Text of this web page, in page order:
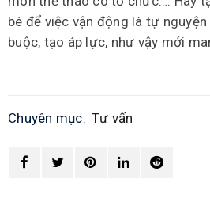
bé để việc vận động là tự
buộc, tạo áp lực, như vậy mới
Chuyên mục: Tư vấn